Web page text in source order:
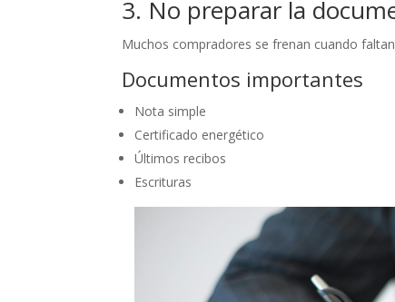
3. No preparar la
Muchos compradores se frenan cuando
Documentos importantes
Nota simple
Certificado energético
Últimos recibos
Escrituras